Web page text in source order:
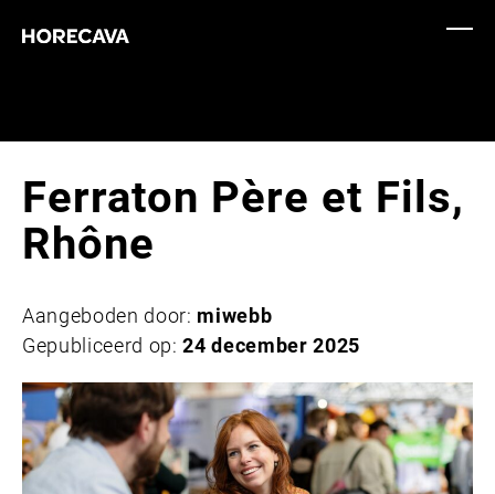
Ferraton Père et Fils,
Rhône
Aangeboden door: miwebb
Gepubliceerd op:24 december 2025